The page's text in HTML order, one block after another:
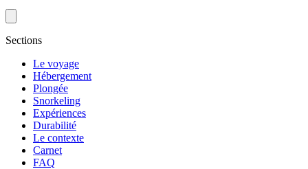
Sections
Le voyage
Hébergement
Plongée
Snorkeling
Expériences
Durabilité
Le contexte
Carnet
FAQ